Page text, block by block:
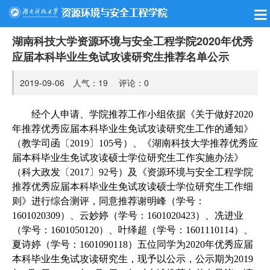
湖南科技大学资源环境与安全工程学院2020年优秀
应届本科毕业生免试攻读研究生推荐名单公示
2019-09-06 人气： 19 评论： 0
经个人申请、学院推荐工作小组依据《关于做好2020
年推荐优秀应届本科毕业生免试攻读研究生工作的通知》
（教学司函〔 2019〕 105号）、《湖南科技大学推荐优秀应
届本科毕业生免试攻读硕士学位研究生工作实施办法》
（科大政发〔 2017〕 92号）及《资源环境与安全工程学院
推荐优秀应届本科毕业生免试攻读硕士学位研究生工作细
则》进行综合测评，同意推荐谢明峰（学号：
1601020309）、云妙婷（学号：1601020423）、冼进业
（学号：1601050120）、叶绎超（学号：1601110114）、
夏诗婷（学号：1601090118）五位同学为2020年优秀应届
本科毕业生免试攻读研究生，现予以公示，公示期为2019